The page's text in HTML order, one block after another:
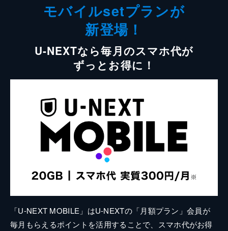
モバイルsetプランが
新登場！
U-NEXTなら毎月のスマホ代が
ずっとお得に！
「U-NEXT MOBILE」はU-NEXTの「月額プラン」会員が
毎月もらえるポイントを活用することで、スマホ代がお得